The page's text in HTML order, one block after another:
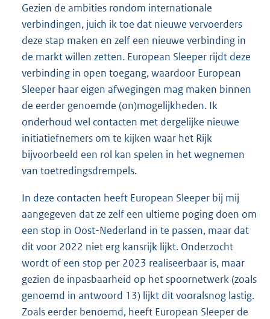
Gezien de ambities rondom internationale
verbindingen, juich ik toe dat nieuwe vervoerders
deze stap maken en zelf een nieuwe verbinding in
de markt willen zetten. European Sleeper rijdt deze
verbinding in open toegang, waardoor European
Sleeper haar eigen afwegingen mag maken binnen
de eerder genoemde (on)mogelijkheden. Ik
onderhoud wel contacten met dergelijke nieuwe
initiatiefnemers om te kijken waar het Rijk
bijvoorbeeld een rol kan spelen in het wegnemen
van toetredingsdrempels.
In deze contacten heeft European Sleeper bij mij
aangegeven dat ze zelf een ultieme poging doen om
een stop in Oost-Nederland in te passen, maar dat
dit voor 2022 niet erg kansrijk lijkt. Onderzocht
wordt of een stop per 2023 realiseerbaar is, maar
gezien de inpasbaarheid op het spoornetwerk (zoals
genoemd in antwoord 13) lijkt dit vooralsnog lastig.
Zoals eerder benoemd, heeft European Sleeper de